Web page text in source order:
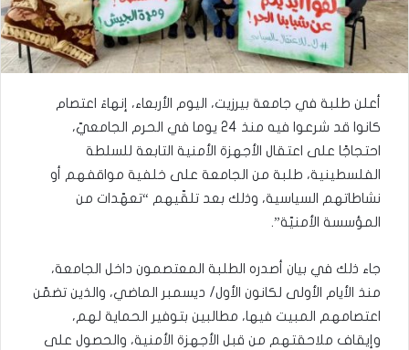
أعلن طلبة في جامعة بيرزيت، اليوم الأربعاء، إنهاءَ اعتصام
كانوا قد شرعوا فيه منذ 24 يوما في الحرم الجامعيّ،
احتجاجًا على اعتقال الأجهزة الأمنية التابعة للسلطة
الفلسطينية، طلبة من الجامعة على خلفية مواقفهم أو
نشاطاتهم السياسية، وذلك بعد تلقّيهم “تعهّدات من
المؤسسة الأمنيّة”.
جاء ذلك في بيان أصدره الطلبة المعتصمون داخل الجامعة،
منذ الأيام الأولى لكانون الأول/ ديسمبر الماضي، والذين تضمّن
اعتصامهم المبيت فيها، مطالبين بتوفير الحماية لهم،
وإيقاف ملاحقتهم من قبل الأجهزة الأمنية، والحصول على